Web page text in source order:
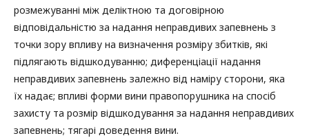
розмежуванні між деліктною та договірною
відповідальністю за надання неправдивих запевнень з
точки зору впливу на визначення розміру збитків, які
підлягають відшкодуванню; диференціації надання
неправдивих запевнень залежно від наміру сторони, яка
їх надає; впливі форми вини правопорушника на спосіб
захисту та розмір відшкодування за надання неправдивих
запевнень; тягарі доведення вини.